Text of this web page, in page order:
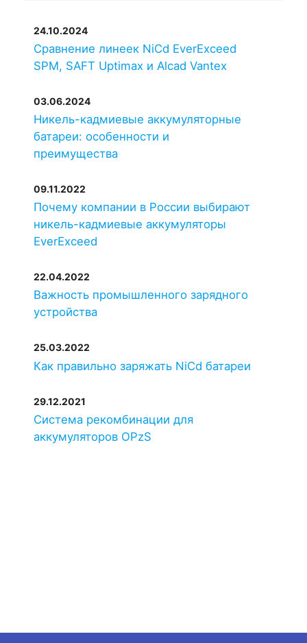
24.10.2024
Сравнение линеек NiCd EverExceed
SPM, SAFT Uptimax и Alcad Vantex
03.06.2024
Никель-кадмиевые аккумуляторные
батареи: особенности и
преимущества
09.11.2022
Почему компании в России выбирают
никель-кадмиевые аккумуляторы
EverExceed
22.04.2022
Важность промышленного зарядного
устройства
25.03.2022
Как правильно заряжать NiCd батареи
29.12.2021
Система рекомбинации для
аккумуляторов OPzS